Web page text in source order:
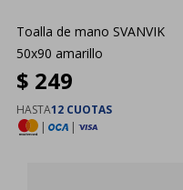
Toalla de mano SVANVIK
50x90 amarillo
$ 249
HASTA12 CUOTAS
|
|